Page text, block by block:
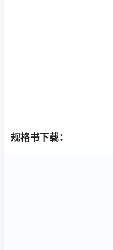
规格书下载：